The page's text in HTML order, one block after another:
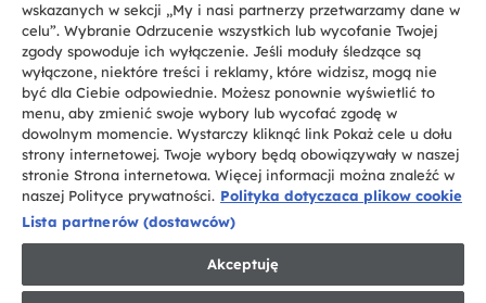
CANDY HOOVER GROUP S.r.I. - jednoosobowa sp. z.o.o. - SIEDZIBA
STATUTOWA: Via Comolli, 57 - 20861 Brugherio (MB) - Włochy -
SIEDZIBY ADMINISTRACYJNE: Via Privata Eden Fumagalli bez
nadanego numeru - 20861 Brugherio (MB) i Via Trento nr 20/A-22 - 20871
Vimercate (MB) - Włochy - Tel.: +39.039.2086.1 - Faks: +39.039.2086.237 -
Kapitał zakładowy 35.000.000,00 € wpłacony w całości - Kod identyfikacji
podatkowej i nr wpisu do Rejestru przedsiębiorstw dla rejonu Mediolan-
Monza-Brianza-Lodi 04666310158 - NIP 00786860965 - Numer wpisu do
Repertorium Ekonomiczno - Administracyjnego REA: MB-1033934 -
Candy S.p.A.
PL / Polski
wskazanych w sekcji „My i nasi partnerzy przetwarzamy dane w
celu”. Wybranie Odrzucenie wszystkich lub wycofanie Twojej
zgody spowoduje ich wyłączenie. Jeśli moduły śledzące są
wyłączone, niektóre treści i reklamy, które widzisz, mogą nie
być dla Ciebie odpowiednie. Możesz ponownie wyświetlić to
menu, aby zmienić swoje wybory lub wycofać zgodę w
dowolnym momencie. Wystarczy kliknąć link Pokaż cele u dołu
strony internetowej. Twoje wybory będą obowiązywały w naszej
stronie Strona internetowa. Więcej informacji można znaleźć w
naszej Polityce prywatności. Polityka dotyczaca plikow cookie
Lista partnerów (dostawców)
Akceptuję